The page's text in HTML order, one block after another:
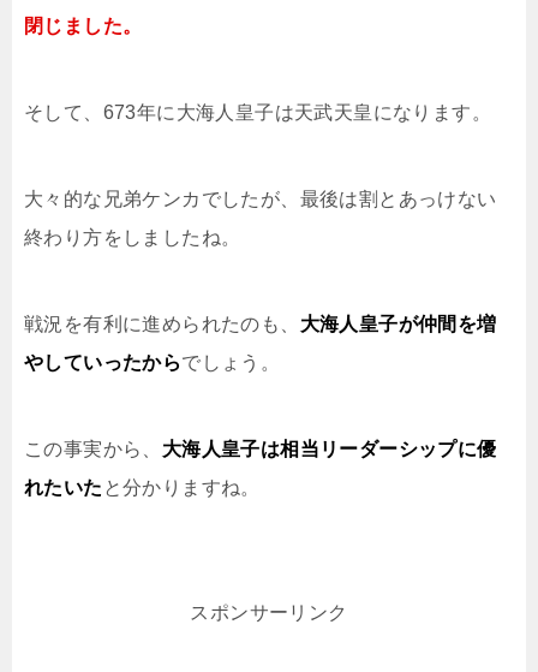
閉じました。
そして、673年に大海人皇子は天武天皇になります。
大々的な兄弟ケンカでしたが、最後は割とあっけない
終わり方をしましたね。
戦況を有利に進められたのも、 大海人皇子が仲間を増
やしていったからでしょう。
この事実から、 大海人皇子は相当リーダーシップに優
れたいた と分かりますね。
スポンサーリンク